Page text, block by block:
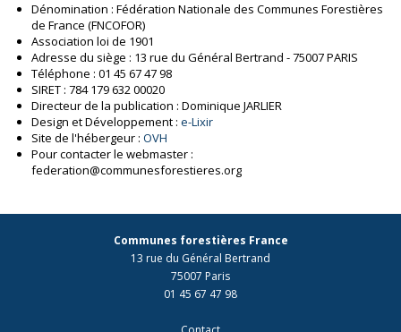
Dénomination : Fédération Nationale des Communes Forestières
de France (FNCOFOR)
Association loi de 1901
Adresse du siège : 13 rue du Général Bertrand - 75007 PARIS
Téléphone : 01 45 67 47 98
SIRET : 784 179 632 00020
Directeur de la publication : Dominique JARLIER
Design et Développement : e-Lixir
Site de l'hébergeur : OVH
Pour contacter le webmaster :
federation@communesforestieres.org
Communes forestières France
13 rue du Général Bertrand
75007 Paris
01 45 67 47 98